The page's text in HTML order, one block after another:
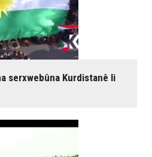
serxwebûna Kurdistanê li